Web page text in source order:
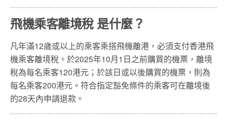
飛機乘客離境稅 是什麼？
凡年滿12歲或以上的乘客乘搭飛機離港，必須支付香港飛
機乘客離境稅。於2025年10月1日之前購買的機票，離境
稅為每名乘客120港元；於該日或以後購買的機票，則為
每名乘客200港元。符合指定豁免條件的乘客可在離境後
的28天內申請退款。